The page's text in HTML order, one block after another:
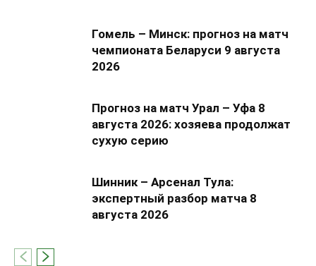
Гомель – Минск: прогноз на матч
чемпионата Беларуси 9 августа
2026
Прогноз на матч Урал – Уфа 8
августа 2026: хозяева продолжат
сухую серию
Шинник – Арсенал Тула:
экспертный разбор матча 8
августа 2026